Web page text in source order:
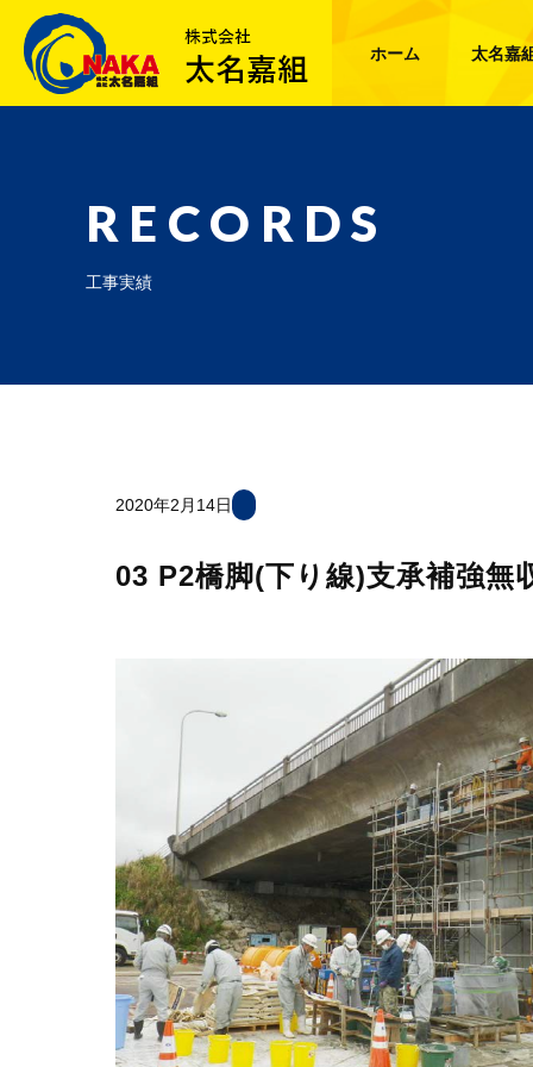
ホーム 太名嘉
RECORDS
工事実績
2020年2月14日
03 P2橋脚(下り線)支承補強無